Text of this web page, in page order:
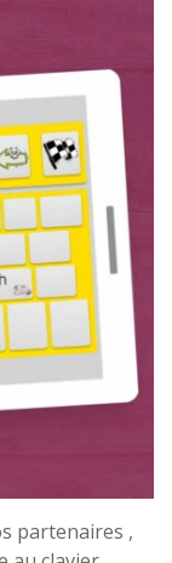
partenaires ,